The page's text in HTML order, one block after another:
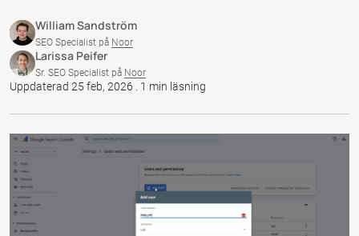
William Sandström
SEO Specialist på Noor
Larissa Peifer
Sr. SEO Specialist på Noor
Uppdaterad 25 feb, 2026 . 1 min läsning